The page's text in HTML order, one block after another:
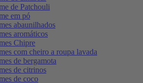
de Patchouli
em pó
abaunilhados
aromáticos
Chipre
com cheiro a roupa lavada
de bergamota
de citrinos
de coco